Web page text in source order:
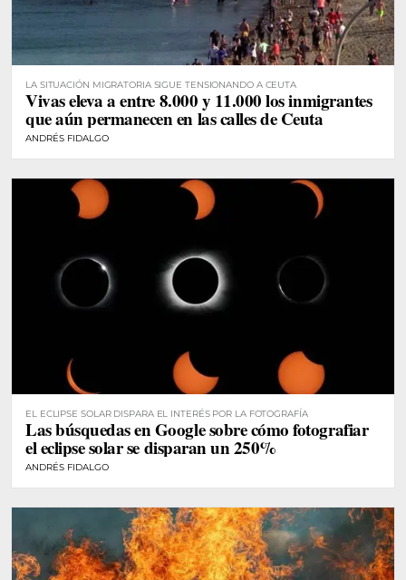
LA SITUACIÓN MIGRATORIA SIGUE TENSIONANDO A CEUTA
Vivas eleva a entre 8.000 y 11.000 los inmigrantes
que aún permanecen en las calles de Ceuta
ANDRÉS FIDALGO
EL ECLIPSE SOLAR DISPARA EL INTERÉS POR LA FOTOGRAFÍA
Las búsquedas en Google sobre cómo fotografiar
el eclipse solar se disparan un 250%
ANDRÉS FIDALGO